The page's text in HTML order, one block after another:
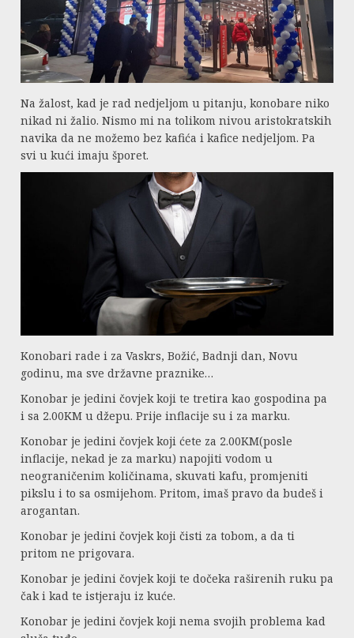
Na žalost, kad je rad nedjeljom u pitanju, konobare niko
nikad ni žalio. Nismo mi na tolikom nivou aristokratskih
navika da ne možemo bez kafića i kafice nedjeljom. Pa
svi u kući imaju šporet.
Konobari rade i za Vaskrs, Božić, Badnji dan, Novu
godinu, ma sve državne praznike…
Konobar je jedini čovjek koji te tretira kao gospodina pa
i sa 2.00KM u džepu. Prije inflacije su i za marku.
Konobar je jedini čovjek koji ćete za 2.00KM(posle
inflacije, nekad je za marku) napojiti vodom u
neograničenim količinama, skuvati kafu, promjeniti
pikslu i to sa osmijehom. Pritom, imaš pravo da budeš i
arogantan.
Konobar je jedini čovjek koji čisti za tobom, a da ti
pritom ne prigovara.
Konobar je jedini čovjek koji te dočeka raširenih ruku pa
čak i kad te istjeraju iz kuće.
Konobar je jedini čovjek koji nema svojih problema kad